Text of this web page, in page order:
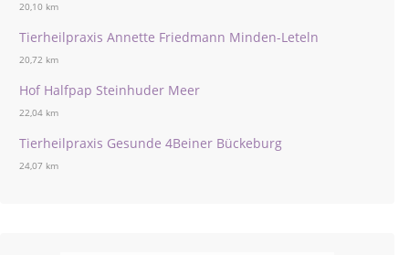
20,10 km
Tierheilpraxis Annette Friedmann Minden-Leteln
20,72 km
Hof Halfpap Steinhuder Meer
22,04 km
Tierheilpraxis Gesunde 4Beiner Bückeburg
24,07 km